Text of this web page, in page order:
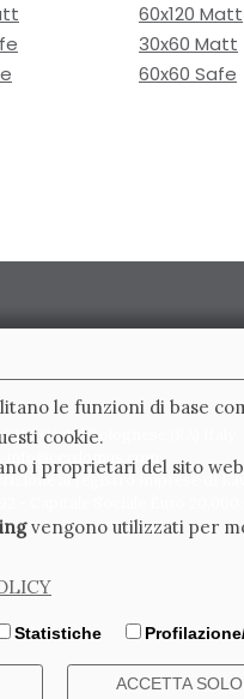
60x120 Matt
30x60 Matt
60x60 Safe
Castel Bolognese (RA) Italy
info@cerdomus.com
al registro imprese di
- Capitale Sociale Euro
le funzioni di base
cookie.
i proprietari del sito
vengono utilizzati per
Statistiche
ACCETTA